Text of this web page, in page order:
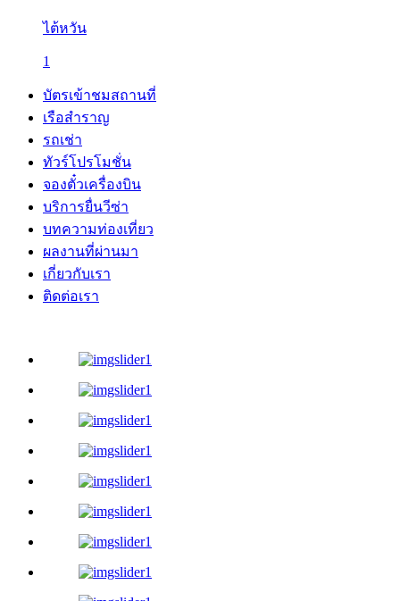
ไต้หวัน
1
บัตรเข้าชมสถานที่
เรือสำราญ
รถเช่า
ทัวร์โปรโมชั่น
จองตั๋วเครื่องบิน
บริการยื่นวีซ่า
บทความท่องเที่ยว
ผลงานที่ผ่านมา
เกี่ยวกับเรา
ติดต่อเรา